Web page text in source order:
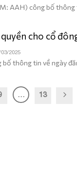
AAH) công bố thông
cho cổ
03/2025
thông tin về ngày
… 13